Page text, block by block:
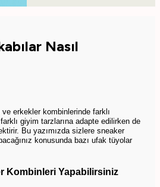
Nasıl
erkekler kombinlerinde farklı
giyim tarzlarına adapte edilirken de
Bu yazımızda sizlere sneaker
konusunda bazı ufak tüyolar
Kombinleri Yapabilirsiniz